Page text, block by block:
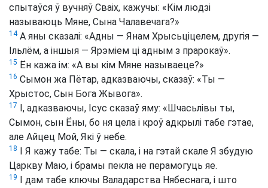
спытаўся ў вучняў Сваіх, кажучы: «Кім людзі
называюць Мяне, Сына Чалавечага?»
14А яны сказалі: «Адны — Янам Хрысьціцелем, другія —
Ільлём, а іншыя — Ярэміем ці адным з прарокаў».
15 Ён кажа ім: «А вы кім Мяне называеце?»
16 Сымон жа Пётар, адказваючы, сказаў: «Ты —
Хрыстос, Сын Бога Жывога».
17
І, адказваючы, Ісус сказаў яму: «Шчасьлівы ты,
Сымон, сын Ёны, бо ня цела і кроў адкрылі табе гэтае,
але Айцец Мой, Які ў небе.
18
І Я кажу табе: Ты — скала, і на гэтай скале Я збудую
Царкву Маю, і брамы пекла не перамогуць яе.
19
І дам табе ключы Валадарства Нябеснага, і што